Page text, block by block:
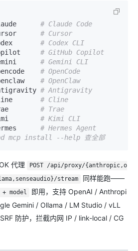
claude # Claude Code
cursor # Cursor
codex # Codex CLI
copilot # GitHub Copilot
gemini # Gemini CLI
# OpenCode
# OpenClaw
# Antigravity
cline # Cline
trae # Trae
kimi # Kimi CLI
# Hermes Agent
mcp install --help 查全部
代理
POST /api/proxy/{anthropic,o
stream
同样能跑——
model
即用，支持 OpenAI / Anthropi
Gemini / Ollama / LM Studio / vLL
防护，拦截内网 IP / link-local / CG